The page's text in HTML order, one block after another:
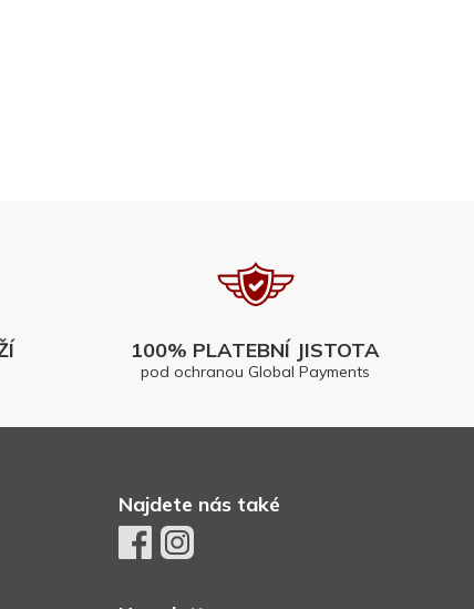
100% PLATEBNÍ JISTOTA
pod ochranou Global Payments
Najdete nás také